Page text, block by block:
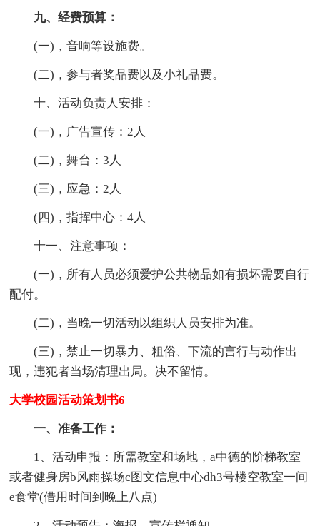
九、经费预算：
(一)，音响等设施费。
(二)，参与者奖品费以及小礼品费。
十、活动负责人安排：
(一)，广告宣传：2人
(二)，舞台：3人
(三)，应急：2人
(四)，指挥中心：4人
十一、注意事项：
(一)，所有人员必须爱护公共物品如有损坏需要自行
配付。
(二)，当晚一切活动以组织人员安排为准。
(三)，禁止一切暴力、粗俗、下流的言行与动作出
现，违犯者当场清理出局。决不留情。
大学校园活动策划书6
一、准备工作：
1、活动申报：所需教室和场地，a中德的阶梯教室
或者健身房b风雨操场c图文信息中心dh3号楼空教室一间
e食堂(借用时间到晚上八点)